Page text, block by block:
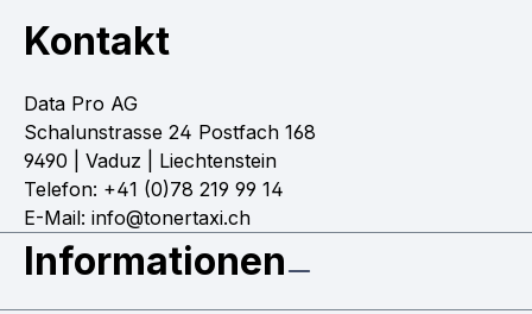
Kontakt
Data Pro AG
Schalunstrasse 24 Postfach 168
9490 | Vaduz | Liechtenstein
Telefon: +41 (0)78 219 99 14
E-Mail: info@tonertaxi.ch
Informationen